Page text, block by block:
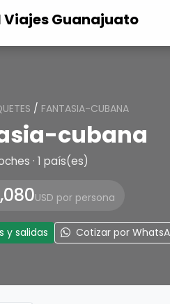
/ FANTASIA-CUBANA
cubana
· 1 país(es)
USD por persona
y salidas Cotizar por